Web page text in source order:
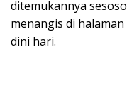
ditemukannya
menangis di
dini hari.